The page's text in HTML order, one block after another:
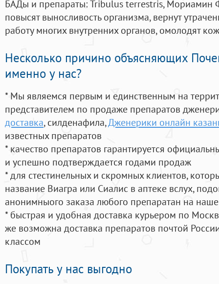
БАДы и препараты:Tribulus terrestris, Мориамин
повысят выносливость организма, вернут
работу многих внутренних органов, омолодят
Несколько причино объясняющих
именно у нас?
* Мы являемся первым и единственным на
представителем по продаже препаратов
доставка, силденафила,Дженерики онлайн
известных препаратов
* качество препаратов гарантируется
и успешно подтверждается годами продаж
* для стестинельных и скромных клиентов,
название Виагра или Сиалис в аптеке вслух,
анонимныого заказа любого препаратан на
* быстрая и удобная доставка курьером по
же возможна доставка препаратов почтой
классом
Покупать у нас выгодно